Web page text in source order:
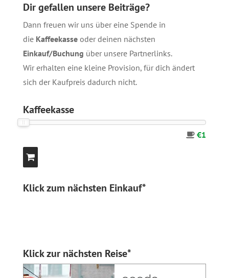
Dir gefallen unsere Beiträge?
Dann freuen wir uns über eine Spende in
die Kaffeekasseoder deinen nächsten
Einkauf/Buchung über unsere Partnerlinks.
Wir erhalten eine kleine Provision, für dich ändert
sich der Kaufpreis dadurch nicht.
Kaffeekasse
€1
Klick zum nächsten Einkauf*
Klick zur nächsten Reise*